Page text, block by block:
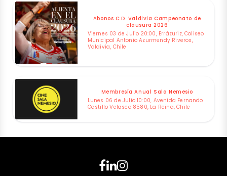
Abonos C.D. Valdivia Campeonato de
clausura 2026
Viernes 03 de Julio 20:00, Errázuriz, Coliseo
Municipal Antonio Azurmendy Riveros,
Valdivia, Chile
Membresía Anual Sala Nemesio
Lunes 06 de Julio 10:00, Avenida Fernando
Castillo Velasco 8580, La Reina, Chile